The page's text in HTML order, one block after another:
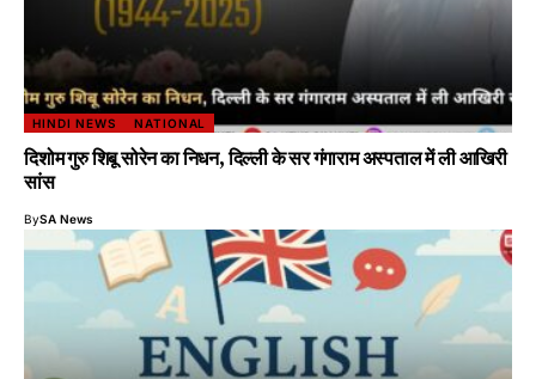
HINDI NEWS NATIONAL
दिशोम गुरु शिबू सोरेन का निधन, दिल्ली के सर गंगाराम अस्पताल में ली आखिरी
सांस
BySA News